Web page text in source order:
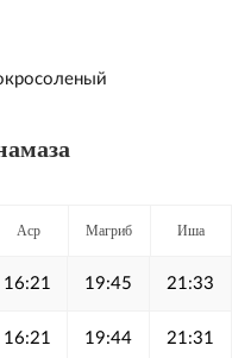
Аср Магриб Иша
16:21 19:45 21:33
16:21 19:44 21:31